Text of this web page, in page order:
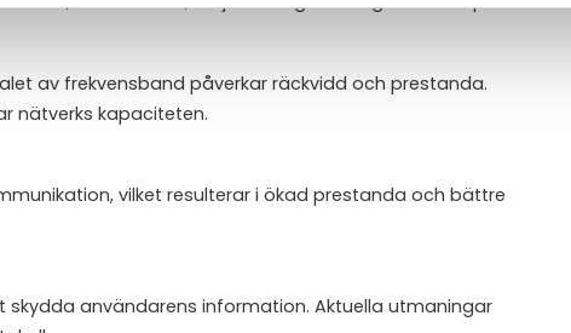
av frekvensband påverkar räckvidd och prestanda.
nätverks kapaciteten.
vilket resulterar i ökad prestanda och bättre
skydda användarens information. Aktuella utmaningar